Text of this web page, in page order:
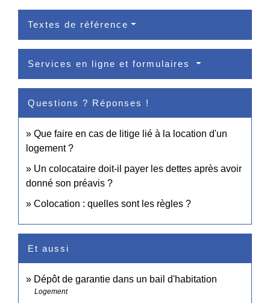
Textes de référence
Services en ligne et formulaires
Questions ? Réponses !
Que faire en cas de litige lié à la location d'un
logement ?
Un colocataire doit-il payer les dettes après avoir
donné son préavis ?
Colocation : quelles sont les règles ?
Et aussi
Dépôt de garantie dans un bail d'habitation
Logement